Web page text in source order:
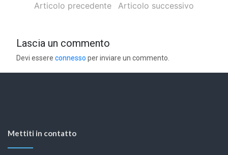
Articolo precedente Articolo successivo
Lascia un commento
Devi essereconnesso per inviare un commento.
Mettiti in contatto